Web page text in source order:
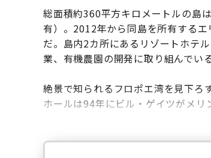
総面積約360平方キロメートルの島
有）。2012年から同島を所有する
だ。島内2カ所にあるリゾートホテ
業、有機農園の開発に取り組んでいる
絶景で知られるフロポエ湾を見下ろ
ホールは94年にビル・ゲイツがメリ